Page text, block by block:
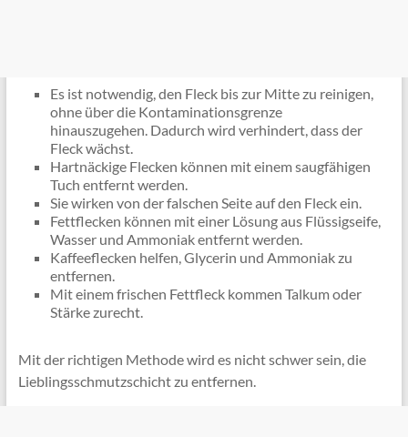
Es ist notwendig, den Fleck bis zur Mitte zu reinigen,
ohne über die Kontaminationsgrenze
hinauszugehen. Dadurch wird verhindert, dass der
Fleck wächst.
Hartnäckige Flecken können mit einem saugfähigen
Tuch entfernt werden.
Sie wirken von der falschen Seite auf den Fleck ein.
Fettflecken können mit einer Lösung aus Flüssigseife,
Wasser und Ammoniak entfernt werden.
Kaffeeflecken helfen, Glycerin und Ammoniak zu
entfernen.
Mit einem frischen Fettfleck kommen Talkum oder
Stärke zurecht.
Mit der richtigen Methode wird es nicht schwer sein, die
Lieblingsschmutzschicht zu entfernen.